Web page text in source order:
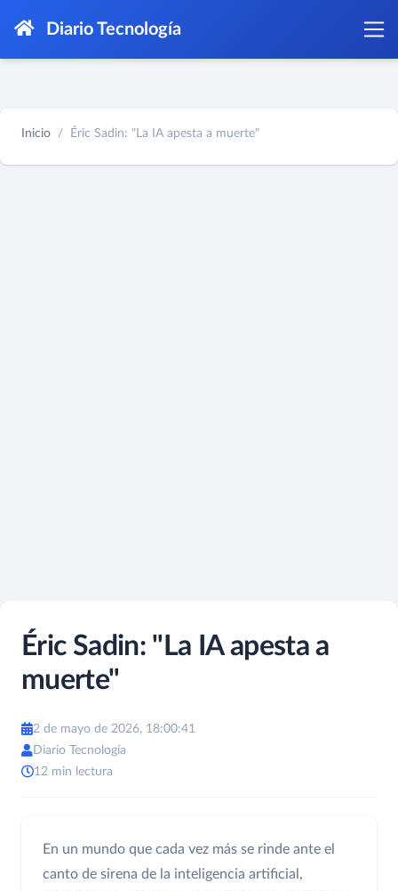
Diario Tecnología
Inicio Éric Sadin: "La IA apesta a muerte"
Éric Sadin: "La IA apesta a
muerte"
2 de mayo de 2026, 18:00:41
Diario Tecnología
12 min lectura
En un mundo que cada vez más se rinde ante el
canto de sirena de la inteligencia artificial,